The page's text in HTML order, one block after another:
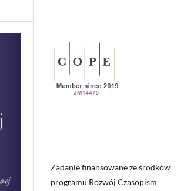
Zadanie finansowane ze środków
programu Rozwój Czasopism